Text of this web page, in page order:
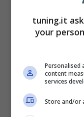
Mercedes
(Media
Tuning.it
tuning.it
your
Personalised
content
services
Store and/or